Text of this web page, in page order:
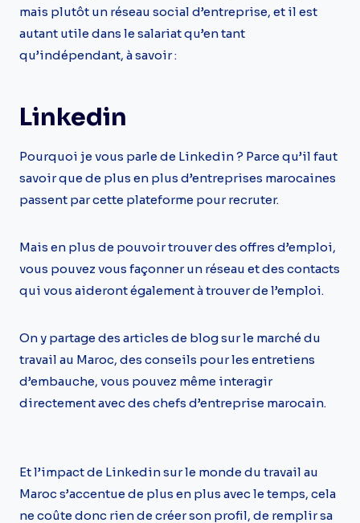
mais plutôt un réseau social d’entreprise, et il est
autant utile dans le salariat qu’en tant
qu’indépendant, à savoir :
Linkedin
Pourquoi je vous parle de Linkedin ? Parce qu’il faut
savoir que de plus en plus d’entreprises marocaines
passent par cette plateforme pour recruter.
Mais en plus de pouvoir trouver des offres d’emploi,
vous pouvez vous façonner un réseau et des contacts
qui vous aideront également à trouver de l’emploi.
On y partage des articles de blog sur le marché du
travail au Maroc, des conseils pour les entretiens
d’embauche, vous pouvez même interagir
directement avec des chefs d’entreprise marocain.
Et l’impact de Linkedin sur le monde du travail au
Maroc s’accentue de plus en plus avec le temps, cela
ne coûte donc rien de créer son profil, de remplir sa